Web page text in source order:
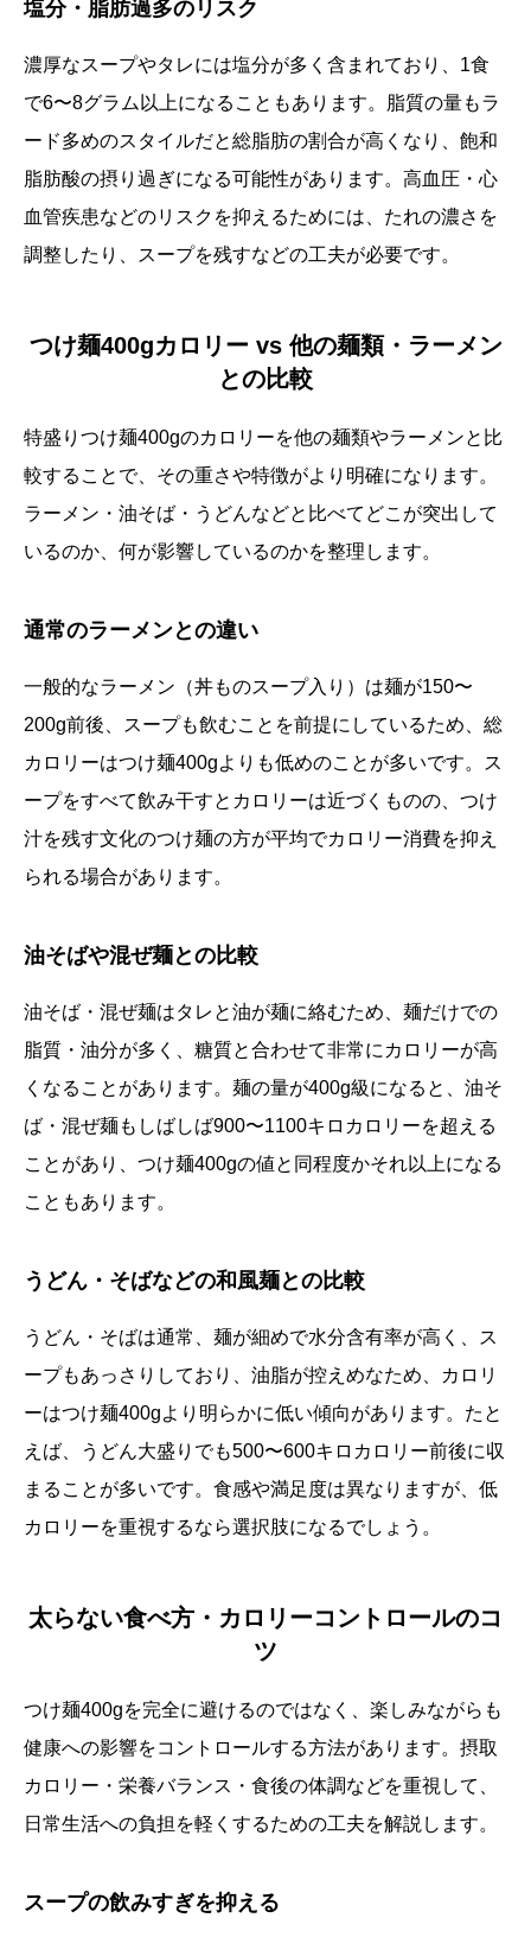
塩分・脂肪過多のリスク
濃厚なスープやタレには塩分が多く含まれており、1食
で6〜8グラム以上になることもあります。脂質の量もラ
ード多めのスタイルだと総脂肪の割合が高くなり、飽和
脂肪酸の摂り過ぎになる可能性があります。高血圧・心
血管疾患などのリスクを抑えるためには、たれの濃さを
調整したり、スープを残すなどの工夫が必要です。
つけ麺400gカロリー vs 他の麺類・ラーメン
との比較
特盛りつけ麺400gのカロリーを他の麺類やラーメンと比
較することで、その重さや特徴がより明確になります。
ラーメン・油そば・うどんなどと比べてどこが突出して
いるのか、何が影響しているのかを整理します。
通常のラーメンとの違い
一般的なラーメン（丼ものスープ入り）は麺が150〜
200g前後、スープも飲むことを前提にしているため、総
カロリーはつけ麺400gよりも低めのことが多いです。ス
ープをすべて飲み干すとカロリーは近づくものの、つけ
汁を残す文化のつけ麺の方が平均でカロリー消費を抑え
られる場合があります。
油そばや混ぜ麺との比較
油そば・混ぜ麺はタレと油が麺に絡むため、麺だけでの
脂質・油分が多く、糖質と合わせて非常にカロリーが高
くなることがあります。麺の量が400g級になると、油そ
ば・混ぜ麺もしばしば900〜1100キロカロリーを超える
ことがあり、つけ麺400gの値と同程度かそれ以上になる
こともあります。
うどん・そばなどの和風麺との比較
うどん・そばは通常、麺が細めで水分含有率が高く、ス
ープもあっさりしており、油脂が控えめなため、カロリ
ーはつけ麺400gより明らかに低い傾向があります。たと
えば、うどん大盛りでも500〜600キロカロリー前後に収
まることが多いです。食感や満足度は異なりますが、低
カロリーを重視するなら選択肢になるでしょう。
太らない食べ方・カロリーコントロールのコ
ツ
つけ麺400gを完全に避けるのではなく、楽しみながらも
健康への影響をコントロールする方法があります。摂取
カロリー・栄養バランス・食後の体調などを重視して、
日常生活への負担を軽くするための工夫を解説します。
スープの飲みすぎを抑える